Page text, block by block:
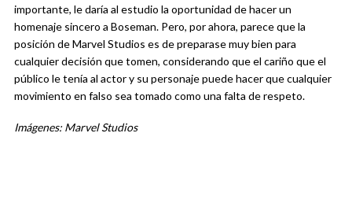
importante, le daría al estudio la oportunidad de hacer un
homenaje sincero a Boseman. Pero, por ahora, parece que la
posición de Marvel Studios es de preparase muy bien para
cualquier decisión que tomen, considerando que el cariño que el
público le tenía al actor y su personaje puede hacer que cualquier
movimiento en falso sea tomado como una falta de respeto.
Imágenes: Marvel Studios